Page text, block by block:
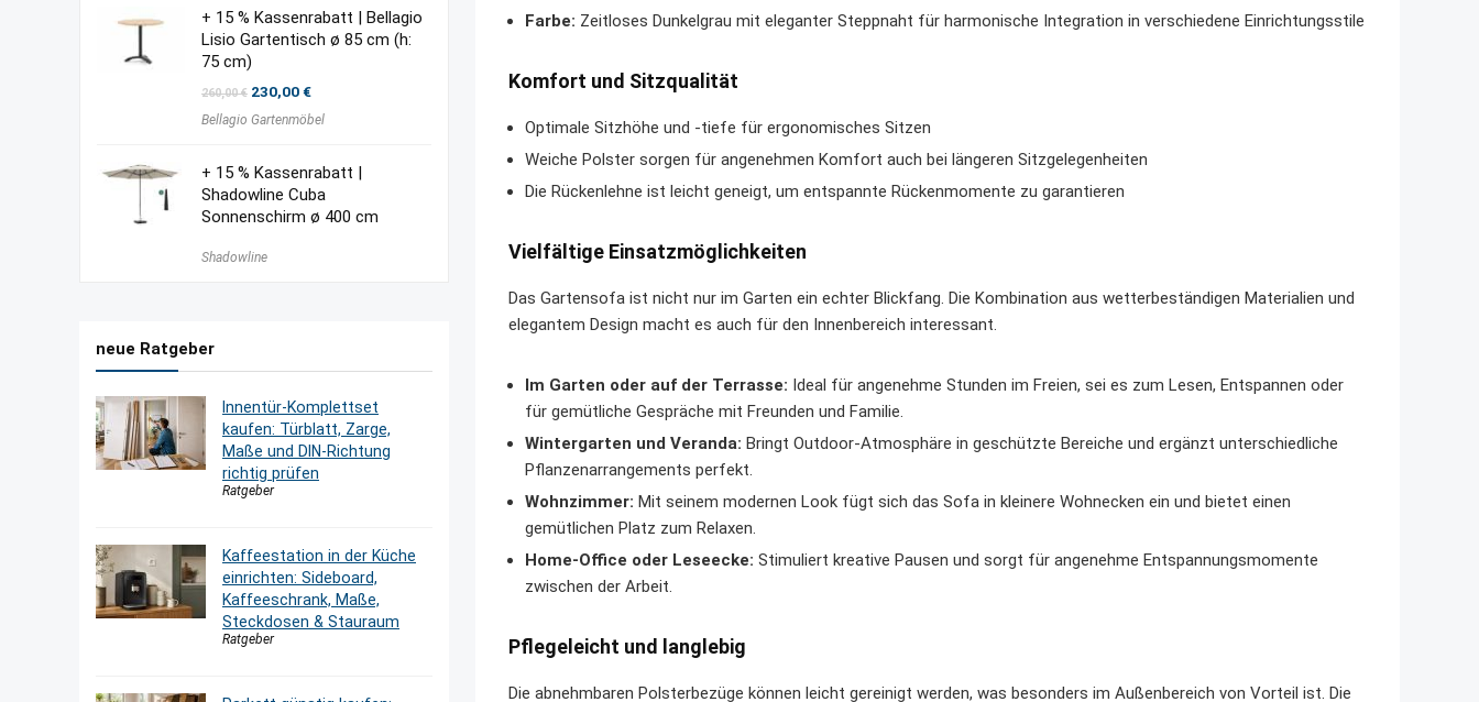
Farbe: Zeitloses Dunkelgrau mit eleganter Steppnaht für harmonische Integration in verschiedene Einrichtungsstile
Komfort und Sitzqualität
Optimale Sitzhöhe und -tiefe für ergonomisches Sitzen
Weiche Polster sorgen für angenehmen Komfort auch bei längeren Sitzgelegenheiten
Die Rückenlehne ist leicht geneigt, um entspannte Rückenmomente zu garantieren
Vielfältige Einsatzmöglichkeiten
Das Gartensofa ist nicht nur im Garten ein echter Blickfang. Die Kombination aus wetterbeständigen Materialien und
elegantem Design macht es auch für den Innenbereich interessant.
Im Garten oder auf der Terrasse: Ideal für angenehme Stunden im Freien, sei es zum Lesen, Entspannen oder
für gemütliche Gespräche mit Freunden und Familie.
Wintergarten und Veranda: Bringt Outdoor-Atmosphäre in geschützte Bereiche und ergänzt unterschiedliche
Pflanzenarrangements perfekt.
Wohnzimmer: Mit seinem modernen Look fügt sich das Sofa in kleinere Wohnecken ein und bietet einen
gemütlichen Platz zum Relaxen.
Home-Office oder Leseecke: Stimuliert kreative Pausen und sorgt für angenehme Entspannungsmomente
zwischen der Arbeit.
Pflegeleicht und langlebig
Die abnehmbaren Polsterbezüge können leicht gereinigt werden, was besonders im Außenbereich von Vorteil ist. Die
+ 15 % Kassenrabatt | Bellagio
Lisio Gartentisch ø 85 cm (h:
75 cm)
260,00€ Ursprünglicher
war:
230,00€Aktueller
ist:
Bellagio Gartenmöbel
+ 15 % Kassenrabatt |
Shadowline Cuba
Sonnenschirm ø 400 cm
Shadowline
neue Ratgeber
Innentür-Komplettset
kaufen: Türblatt, Zarge,
Maße und DIN-Richtung
richtig prüfen
Ratgeber
Kaffeestation in der Küche
einrichten: Sideboard,
Kaffeeschrank, Maße,
Steckdosen & Stauraum
Ratgeber